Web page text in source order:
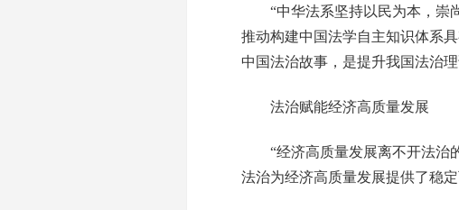
“中华法系坚持以民为本，崇尚
推动构建中国法学自主知识体系
中国法治故事，是提升我国法治
法治赋能经济高质量发展
“经济高质量发展离不开法治的
法治为经济高质量发展提供了稳